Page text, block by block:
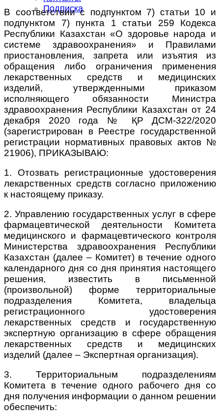
Подписка
В соответствии с подпунктом 7) статьи 10 и
подпунктом 7) пункта 1 статьи 259 Кодекса
Республики Казахстан «О здоровье народа и
системе здравоохранения» и Правилами
приостановления, запрета или изъятия из
обращения либо ограничения применения
лекарственных средств и медицинских
изделий, утвержденными приказом
исполняющего обязанности Министра
здравоохранения Республики Казахстан от 24
декабря 2020 года № ҚР ДСМ-322/2020
(зарегистрирован в Реестре государственной
регистрации нормативных правовых актов №
21906), ПРИКАЗЫВАЮ:
1. Отозвать регистрационные удостоверения
лекарственных средств согласно приложению
к настоящему приказу.
2. Управлению государственных услуг в сфере
фармацевтической деятельности Комитета
медицинского и фармацевтического контроля
Министерства здравоохранения Республики
Казахстан (далее – Комитет) в течение одного
календарного дня со дня принятия настоящего
решения, известить в письменной
(произвольной) форме территориальные
подразделения Комитета, владельца
регистрационного удостоверения
лекарственных средств и государственную
экспертную организацию в сфере обращения
лекарственных средств и медицинских
изделий (далее – Экспертная организация).
3. Территориальным подразделениям
Комитета в течение одного рабочего дня со
дня получения информации о данном решении
обеспечить: